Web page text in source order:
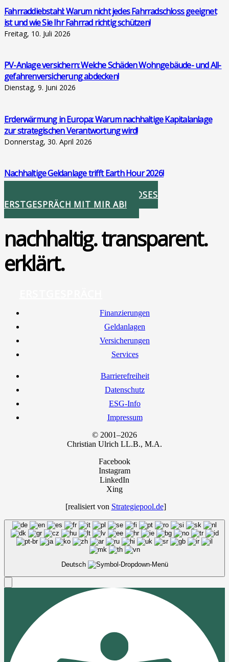
Fahr­rad­dieb­stahl: War­um nicht jedes Fahr­rad­schloss geeig­net
ist und wie Sie Ihr Fahr­rad rich­tig schüt­zen!
Freitag, 10. Juli 2026
PV-Anla­ge ver­si­chern: Wel­che Schä­den Wohn­ge­bäu­de- und All­
ge­fah­ren­ver­si­che­rung abde­cken!
Dienstag, 9. Juni 2026
Erd­er­wär­mung in Euro­pa: War­um nach­hal­ti­ge Kapi­tal­an­la­ge
zur stra­te­gi­schen Ver­ant­wor­tung wird!
Donnerstag, 30. April 2026
Nach­hal­ti­ge Geld­an­la­ge trifft Earth Hour 2026!
Donnerstag, 26. März 2026
STIMMEN SIE IHR KOSTENLOSES
ERSTGESPRÄCH MIT MIR AB!
nachhaltig. transparent.
erklärt.
Finan­zie­run­gen
Geld­an­la­gen
Ver­si­che­run­gen
Ser­vices
Bar­rie­re­frei­heit
Daten­schutz
ESG-Info
Impres­sum
© 2001–2026
Chris­ti­an Ulrich LL.B., M.A.
Facebook
Instagram
LinkedIn
Xing
[rea­li­siert von Strategiepool.de]
Deutsch